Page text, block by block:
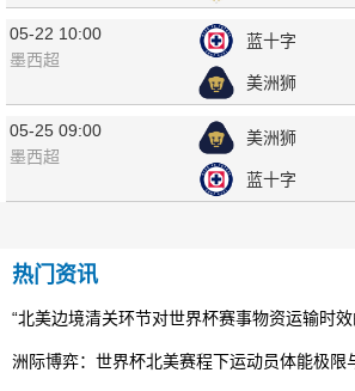
05-22 10:00
墨西超
蓝十字
美洲狮
05-25 09:00
墨西超
美洲狮
蓝十字
热门资讯
“北美边境清关环节对世界杯赛事物资运输时
洲际博弈：世界杯北美赛程下运动员体能极限